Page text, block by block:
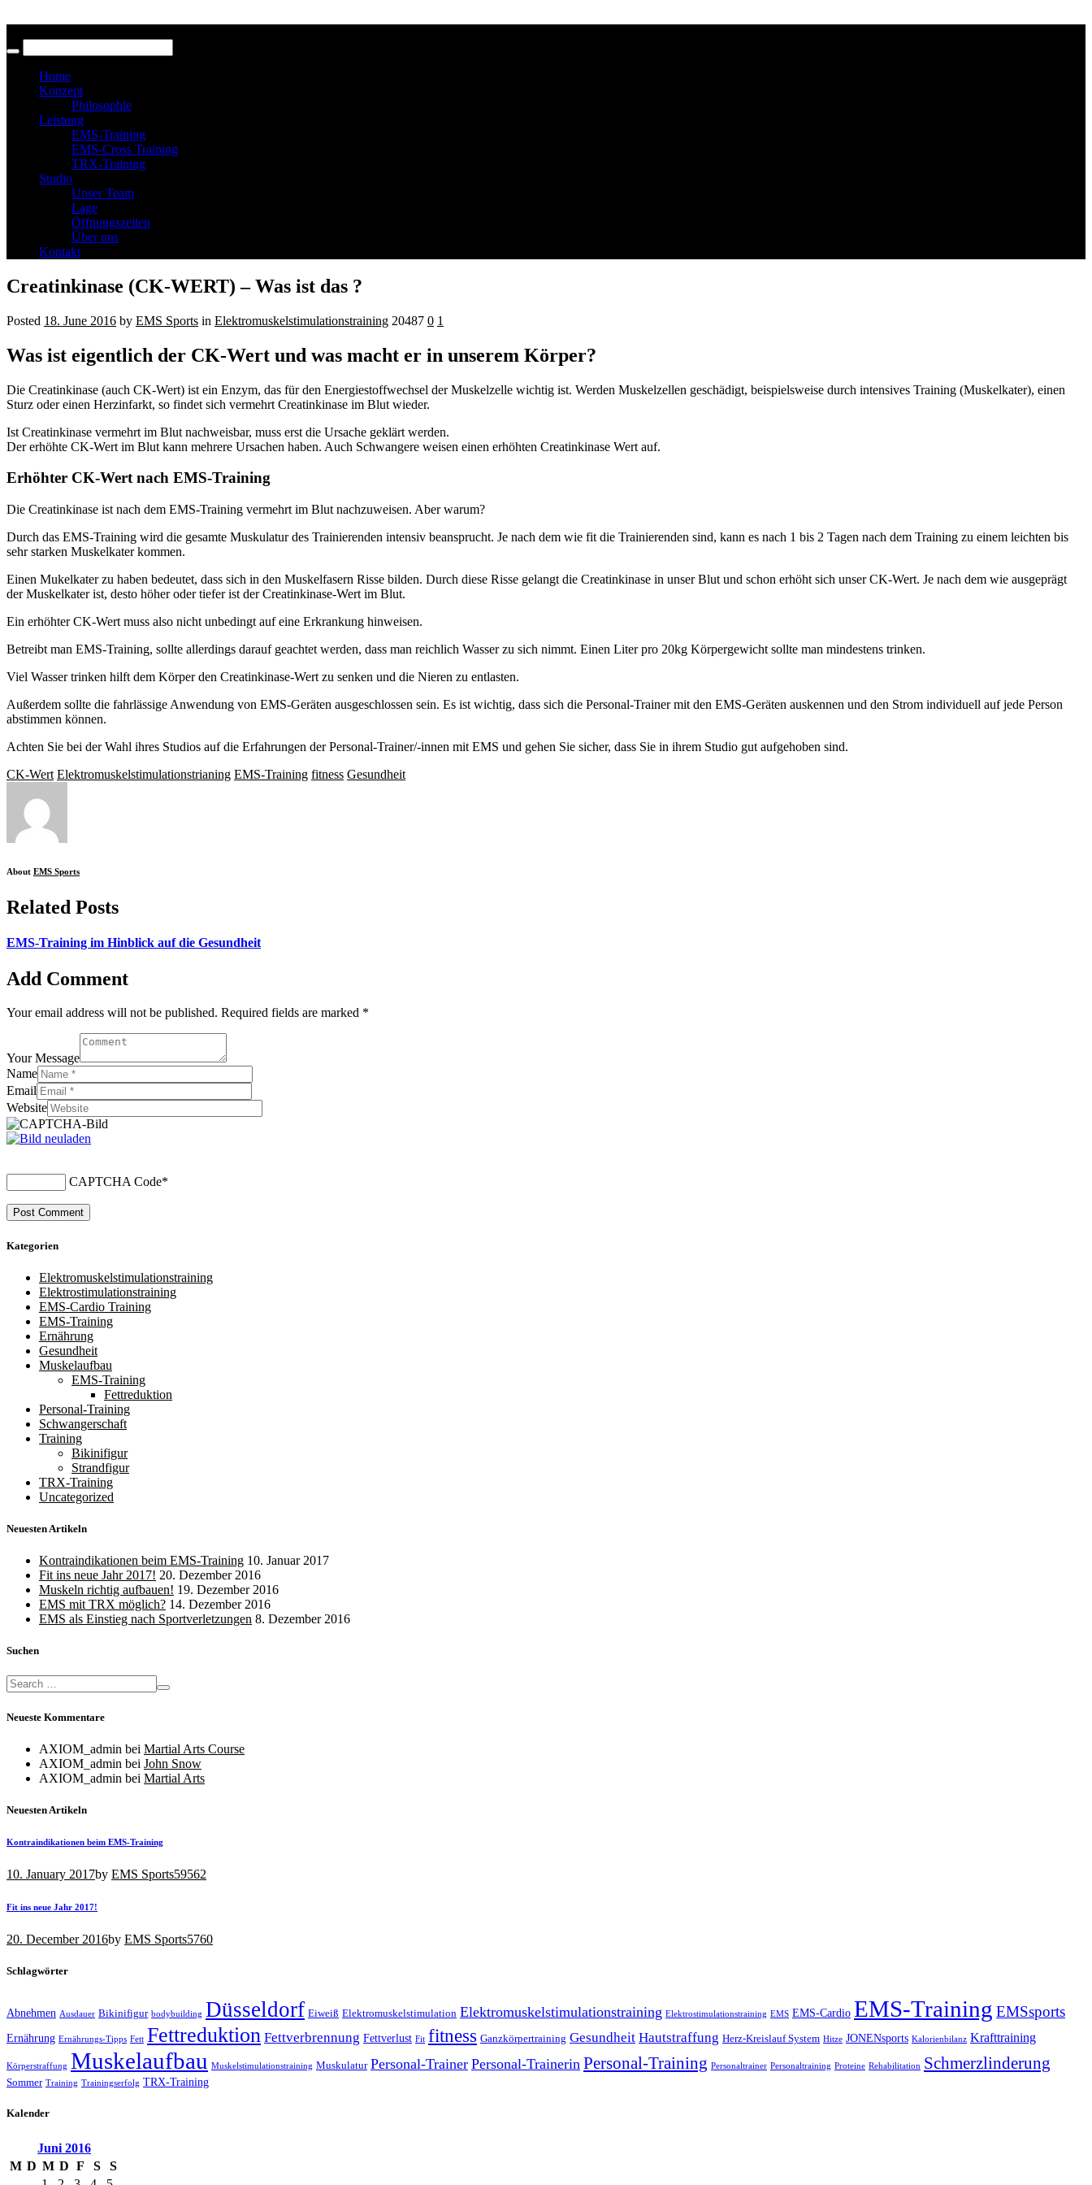
Home
Konzept
Philosophie
Leistung
EMS-Training
EMS-Cross Training
TRX-Training
Studio
Unser Team
Lage
Öffnungszeiten
Über uns
Kontakt
Creatinkinase (CK-WERT) – Was ist das ?
Posted 18. June 2016 by EMS Sports in Elektromuskelstimulationstraining 20487 0 1
Was ist eigentlich der CK-Wert und was macht er in unserem Körper?
Die Creatinkinase (auch CK-Wert) ist ein Enzym, das für den Energiestoffwechsel der Muskelzelle wichtig ist. Werden Muskelzellen geschädigt, beispielsweise durch intensives Training (Muskelkater), einen
Sturz oder einen Herzinfarkt, so findet sich vermehrt Creatinkinase im Blut wieder.
Ist Creatinkinase vermehrt im Blut nachweisbar, muss erst die Ursache geklärt werden.
Der erhöhte CK-Wert im Blut kann mehrere Ursachen haben. Auch Schwangere weisen einen erhöhten Creatinkinase Wert auf.
Erhöhter CK-Wert nach EMS-Training
Die Creatinkinase ist nach dem EMS-Training vermehrt im Blut nachzuweisen. Aber warum?
Durch das EMS-Training wird die gesamte Muskulatur des Trainierenden intensiv beansprucht. Je nach dem wie fit die Trainierenden sind, kann es nach 1 bis 2 Tagen nach dem Training zu einem leichten bis
sehr starken Muskelkater kommen.
Einen Mukelkater zu haben bedeutet, dass sich in den Muskelfasern Risse bilden. Durch diese Risse gelangt die Creatinkinase in unser Blut und schon erhöht sich unser CK-Wert. Je nach dem wie ausgeprägt
der Muskelkater ist, desto höher oder tiefer ist der Creatinkinase-Wert im Blut.
Ein erhöhter CK-Wert muss also nicht unbedingt auf eine Erkrankung hinweisen.
Betreibt man EMS-Training, sollte allerdings darauf geachtet werden, dass man reichlich Wasser zu sich nimmt. Einen Liter pro 20kg Körpergewicht sollte man mindestens trinken.
Viel Wasser trinken hilft dem Körper den Creatinkinase-Wert zu senken und die Nieren zu entlasten.
Außerdem sollte die fahrlässige Anwendung von EMS-Geräten ausgeschlossen sein. Es ist wichtig, dass sich die Personal-Trainer mit den EMS-Geräten auskennen und den Strom individuell auf jede Person
abstimmen können.
Achten Sie bei der Wahl ihres Studios auf die Erfahrungen der Personal-Trainer/-innen mit EMS und gehen Sie sicher, dass Sie in ihrem Studio gut aufgehoben sind.
CK-Wert Elektromuskelstimulationstrianing EMS-Training fitness Gesundheit
About EMS Sports
Related Posts
EMS-Training im Hinblick auf die Gesundheit
Add Comment
Your email address will not be published. Required fields are marked *
Your Message
Name
Email
Website
CAPTCHA Code*
Kategorien
Elektromuskelstimulationstraining
Elektrostimulationstraining
EMS-Cardio Training
EMS-Training
Ernährung
Gesundheit
Muskelaufbau
EMS-Training
Fettreduktion
Personal-Training
Schwangerschaft
Training
Bikinifigur
Strandfigur
TRX-Training
Uncategorized
Neuesten Artikeln
Kontraindikationen beim EMS-Training 10. Januar 2017
Fit ins neue Jahr 2017! 20. Dezember 2016
Muskeln richtig aufbauen! 19. Dezember 2016
EMS mit TRX möglich? 14. Dezember 2016
EMS als Einstieg nach Sportverletzungen 8. Dezember 2016
Suchen
Neueste Kommentare
AXIOM_admin bei Martial Arts Course
AXIOM_admin bei John Snow
AXIOM_admin bei Martial Arts
Neuesten Artikeln
Kontraindikationen beim EMS-Training
10. January 2017by EMS Sports59562
Fit ins neue Jahr 2017!
20. December 2016by EMS Sports5760
Schlagwörter
Abnehmen Ausdauer Bikinifigur bodybuilding Düsseldorf Eiweiß Elektromuskelstimulation Elektromuskelstimulationstraining Elektrostimulationstraining EMS EMS-Cardio EMS-Training EMSsports
Ernährung Ernährungs-Tipps Fett Fettreduktion Fettverbrennung Fettverlust Fit fitness Ganzkörpertraining Gesundheit Hautstraffung Herz-Kreislauf System Hitze JONENsports Kalorienbilanz Krafttraining
Körperstraffung Muskelaufbau Muskelstimulationstraining Muskulatur Personal-Trainer Personal-Trainerin Personal-Training Personaltrainer Personaltraining Proteine Rehabilitation Schmerzlinderung
Sommer Training Trainingserfolg TRX-Training
Kalender
Juni 2016
M D M D F S
S